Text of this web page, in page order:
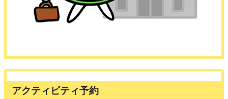
アクティビティ予約